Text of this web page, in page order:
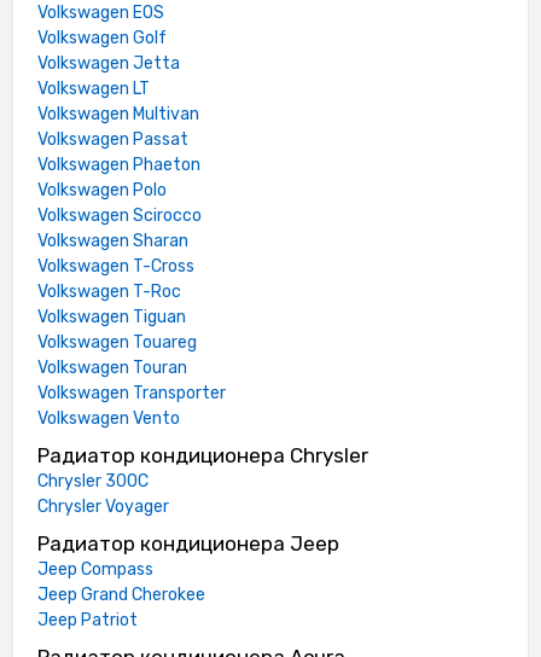
Volkswagen EOS
Volkswagen Golf
Volkswagen Jetta
Volkswagen LT
Volkswagen Multivan
Volkswagen Passat
Volkswagen Phaeton
Volkswagen Polo
Volkswagen Scirocco
Volkswagen Sharan
Volkswagen T-Cross
Volkswagen T-Roc
Volkswagen Tiguan
Volkswagen Touareg
Volkswagen Touran
Volkswagen Transporter
Volkswagen Vento
Радиатор кондиционера Chrysler
Chrysler 300C
Chrysler Voyager
Радиатор кондиционера Jeep
Jeep Compass
Jeep Grand Cherokee
Jeep Patriot